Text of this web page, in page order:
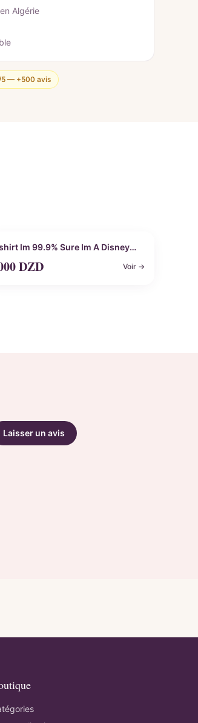
Algérie
5 — +500 avis
Personnalisable
Im 99.9% Sure Im A Disney
DZD Voir →
Laisser un avis